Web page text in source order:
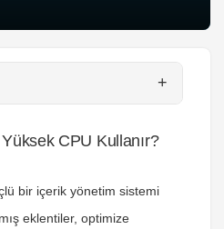
+
CPU Kullanır?
bir içerik yönetim sistemi
eklentiler, optimize